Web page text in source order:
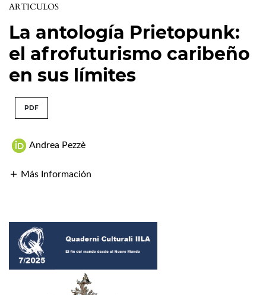
ARTICULOS
La antología Prietopunk:
el afrofuturismo caribeño
en sus límites
PDF
Andrea Pezzè
Más Información